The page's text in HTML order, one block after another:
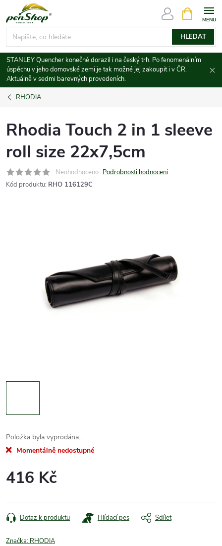
na
obsah
HLEDAT
NÁKUPNÍ
KOŠÍK
STANLEY Quencher konečně dorazil i na český trh. Po fenomenálním
úspěchu v jeho domovské zemi je tak možné jej zakoupit i v ČR.
Aktuálně v sedmi barevných provedeních.
RHODIA
Rhodia Touch 2 in 1 sleeve
roll size 22x7,5cm
Neohodnoceno Podrobnosti hodnocení
Kód produktu: RHO 116129C
Položka byla vyprodána…
Momentálně nedostupné
416 Kč
cena:
Dotaz k produktu Hlídací pes Sdílet
Značka: RHODIA